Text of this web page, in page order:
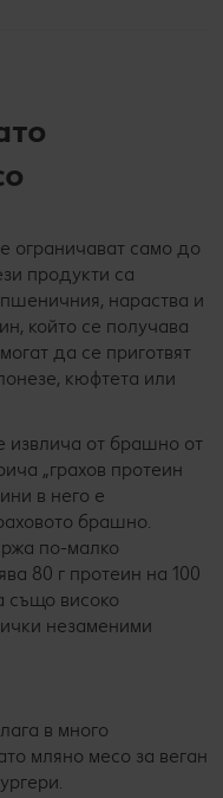
ограничават само до
продукти са
нараства и
който се получава
да се приготвят
кюфтета или
извлича от брашно от
„грахов протеин
в него е
брашно.
по-малко
80 г протеин на 100
също високо
незаменими
в много
мляно месо за веган